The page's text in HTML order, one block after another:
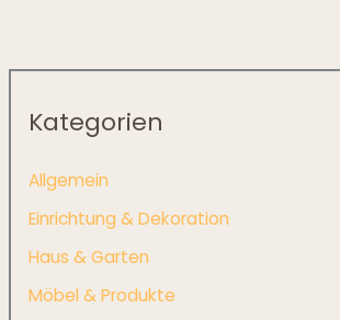
Kategorien
Allgemein
Einrichtung & Dekoration
Haus & Garten
Möbel & Produkte